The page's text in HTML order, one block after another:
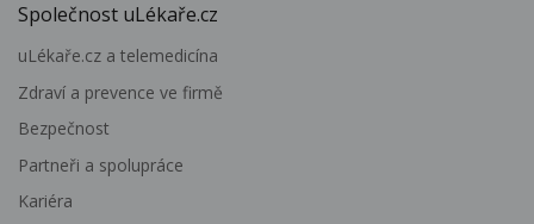
Společnost uLékaře.cz
uLékaře.cz a telemedicína
Zdraví a prevence ve firmě
Bezpečnost
Partneři a spolupráce
Kariéra